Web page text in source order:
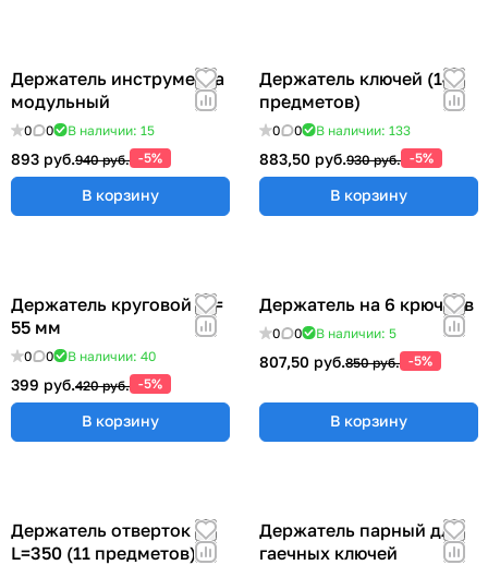
Держатель инструмента
модульный
0 0 В наличии: 15
893 руб.940 руб. -5%
В корзину
Держатель ключей (14
предметов)
0 0 В наличии: 133
883,50 руб.930 руб. -5%
В корзину
Держатель круговой Ø =
55 мм
0 0 В наличии: 40
399 руб.420 руб. -5%
В корзину
Держатель на 6 крючков
0 0 В наличии: 5
807,50 руб.850 руб. -5%
В корзину
Держатель отверток
L=350 (11 предметов)
Держатель парный для
гаечных ключей